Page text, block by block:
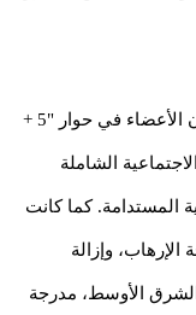
وركز الاجتماع الرابع عشر لوزراء خارجية البلدان الأعضاء في حوار ​​"5 +
الشاملة
المستدامة. كما كانت
الإرهاب، وإزالة
الأوسط، مدرجة